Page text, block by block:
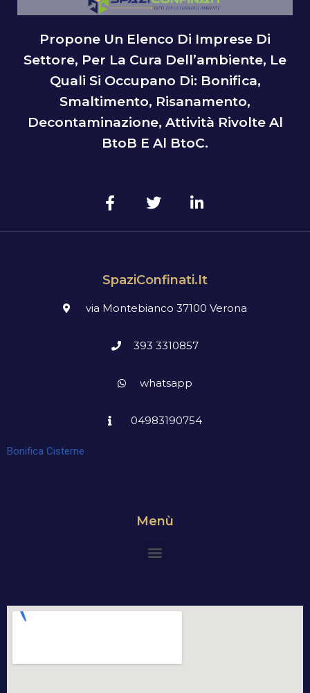
Propone Un Elenco Di Imprese Di
Settore, Per La Cura Dell’ambiente, Le
Quali Si Occupano Di: Bonifica,
Smaltimento, Risanamento,
Decontaminazione, Attività Rivolte Al
BtoB E Al BtoC.
SpaziConfinati.it
via Montebianco 37100 Verona
393 3310857
whatsapp
04983190754
Bonifica Cisterne
Menù